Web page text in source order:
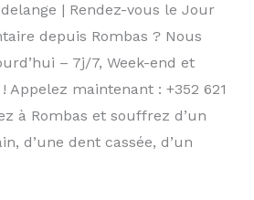
| Rendez-vous le Jour
depuis Rombas ? Nous
– 7j/7, Week-end et
Appelez maintenant : +352 621
à Rombas et souffrez d’un
d’une dent cassée, d’un